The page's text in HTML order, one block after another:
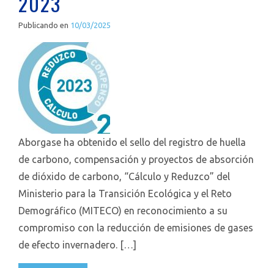
Publicando en 10/03/2025
Aborgase ha obtenido el sello del registro de huella
de carbono, compensación y proyectos de absorción
de dióxido de carbono, “Cálculo y Reduzco” del
Ministerio para la Transición Ecológica y el Reto
Demográfico (MITECO) en reconocimiento a su
compromiso con la reducción de emisiones de gases
de efecto invernadero. […]